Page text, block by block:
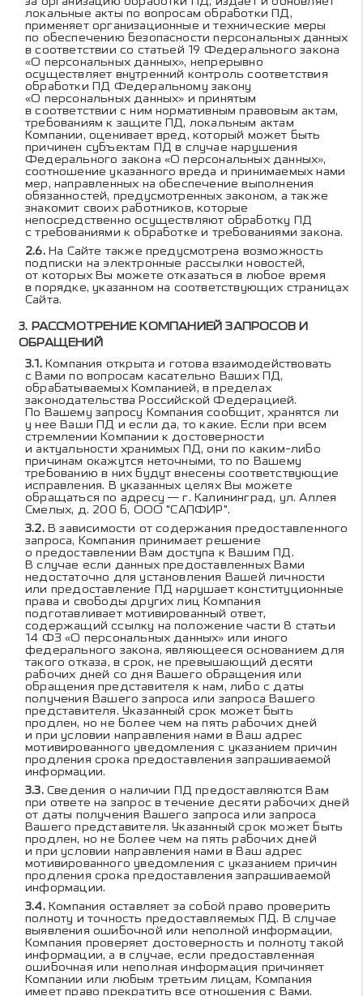
локальные акты по вопросам обработки ПД,
применяет организационные и технические меры
по обеспечению безопасности персональных данных
в соответствии со статьей 19 Федерального закона
«О персональных данных», непрерывно
осуществляет внутренний контроль соответствия
обработки ПД Федеральному закону
«О персональных данных» и принятым
в соответствии с ним нормативным правовым актам,
требованиям к защите ПД, локальным актам
Компании, оценивает вред, который может быть
причинен субъектам ПД в случае нарушения
Федерального закона «О персональных данных»,
соотношение указанного вреда и принимаемых нами
мер, направленных на обеспечение выполнения
обязанностей, предусмотренных законом, а также
знакомит своих работников, которые
непосредственно осуществляют обработку ПД
с требованиями к обработке и требованиями закона.
На Сайте также предусмотрена возможность
подписки на электронные рассылки новостей,
от которых Вы можете отказаться в любое время
в порядке, указанном на соответствующих страницах
Сайта.
РАССМОТРЕНИЕ КОМПАНИЕЙ ЗАПРОСОВ И
ОБРАЩЕНИЙ
Компания открыта и готова взаимодействовать
с Вами по вопросам касательно Ваших ПД,
обрабатываемых Компанией, в пределах
законодательства Российской Федерацией.
По Вашему запросу Компания сообщит, хранятся ли
у нее Ваши ПД и если да, то какие. Если при всем
стремлении Компании к достоверности
и актуальности хранимых ПД, они по каким-либо
причинам окажутся неточными, то по Вашему
требованию в них будут внесены соответствующие
исправления. В указанных целях Вы можете
обращаться по адресу — г. Калининград, ул. Аллея
Смелых, д. 200 б, ООО "САПФИР".
В зависимости от содержания предоставленного
запроса, Компания принимает решение
о предоставлении Вам доступа к Вашим ПД.
В случае если данных предоставленных Вами
недостаточно для установления Вашей личности
или предоставление ПД нарушает конституционные
права и свободы других лиц Компания
подготавливает мотивированный ответ,
содержащий ссылку на положение части 8 статьи
14 ФЗ «О персональных данных» или иного
федерального закона, являющееся основанием для
такого отказа, в срок, не превышающий десяти
рабочих дней со дня Вашего обращения или
обращения представителя к нам, либо с даты
получения Вашего запроса или запроса Вашего
представителя. Указанный срок может быть
продлен, но не более чем на пять рабочих дней
и при условии направления нами в Ваш адрес
мотивированного уведомления с указанием причин
продления срока предоставления запрашиваемой
информации.
Сведения о наличии ПД предоставляются Вам
при ответе на запрос в течение десяти рабочих дней
от даты получения Вашего запроса или запроса
Вашего представителя. Указанный срок может быть
продлен, но не более чем на пять рабочих дней
и при условии направления нами в Ваш адрес
мотивированного уведомления с указанием причин
продления срока предоставления запрашиваемой
информации.
Компания оставляет за собой право проверить
полноту и точность предоставляемых ПД. В случае
выявления ошибочной или неполной информации,
Компания проверяет достоверность и полноту такой
информации, а в случае, если предоставленная
ошибочная или неполная информация причиняет
Компании или любым третьим лицам, Компания
имеет право прекратить все отношения с Вами.